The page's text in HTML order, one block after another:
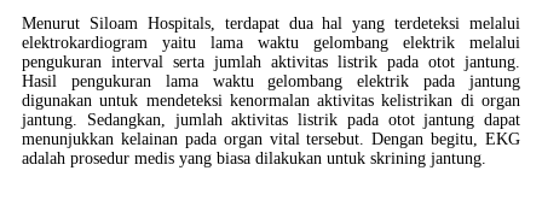
Menurut Siloam Hospitals, terdapat dua hal yang terdeteksi melalui
elektrokardiogram yaitu lama waktu gelombang elektrik melalui
pengukuran interval serta jumlah aktivitas listrik pada otot jantung.
Hasil pengukuran lama waktu gelombang elektrik pada jantung
digunakan untuk mendeteksi kenormalan aktivitas kelistrikan di organ
jantung. Sedangkan, jumlah aktivitas listrik pada otot jantung dapat
menunjukkan kelainan pada organ vital tersebut. Dengan begitu, EKG
adalah prosedur medis yang biasa dilakukan untuk skrining jantung.